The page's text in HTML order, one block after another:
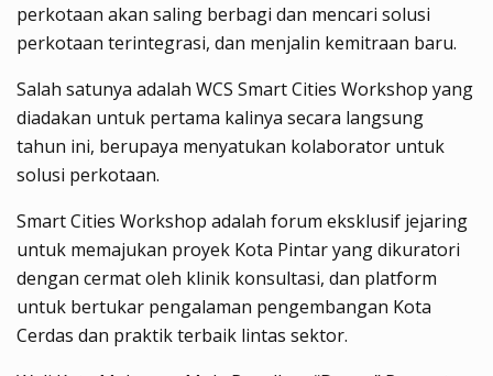
perkotaan akan saling berbagi dan mencari solusi
perkotaan terintegrasi, dan menjalin kemitraan baru.
Salah satunya adalah WCS Smart Cities Workshop yang
diadakan untuk pertama kalinya secara langsung
tahun ini, berupaya menyatukan kolaborator untuk
solusi perkotaan.
Smart Cities Workshop adalah forum eksklusif jejaring
untuk memajukan proyek Kota Pintar yang dikuratori
dengan cermat oleh klinik konsultasi, dan platform
untuk bertukar pengalaman pengembangan Kota
Cerdas dan praktik terbaik lintas sektor.